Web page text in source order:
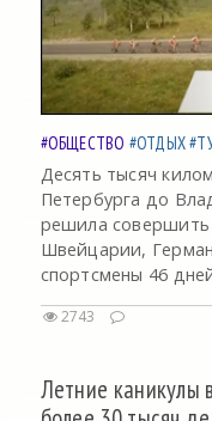
#ОБЩЕСТВО #ОТДЫХ
Десять тысяч
Петербурга до
решила совершить
Швейцарии,
спортсмены 46
2743
Летние каникулы